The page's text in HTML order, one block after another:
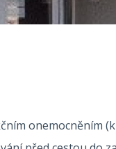
onemocněním